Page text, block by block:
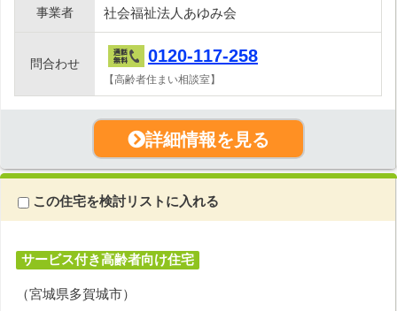
事業者 社会福祉法人あゆみ会
問合わせ 0120-117-258
【高齢者住まい相談室】
詳細情報を見る
この住宅を検討リストに入れる
サービス付き高齢者向け住宅
（宮城県多賀城市）